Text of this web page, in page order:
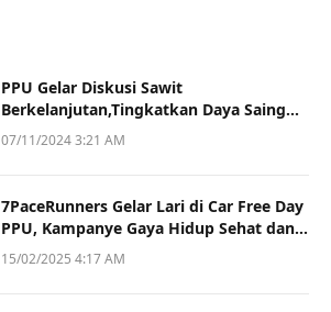
PPU Gelar Diskusi Sawit
Berkelanjutan,Tingkatkan Daya Saing
dan Kualitas
07/11/2024 3:21 AM
7PaceRunners Gelar Lari di Car Free Day
PPU, Kampanye Gaya Hidup Sehat dan
Dukung UMKM
15/02/2025 4:17 AM